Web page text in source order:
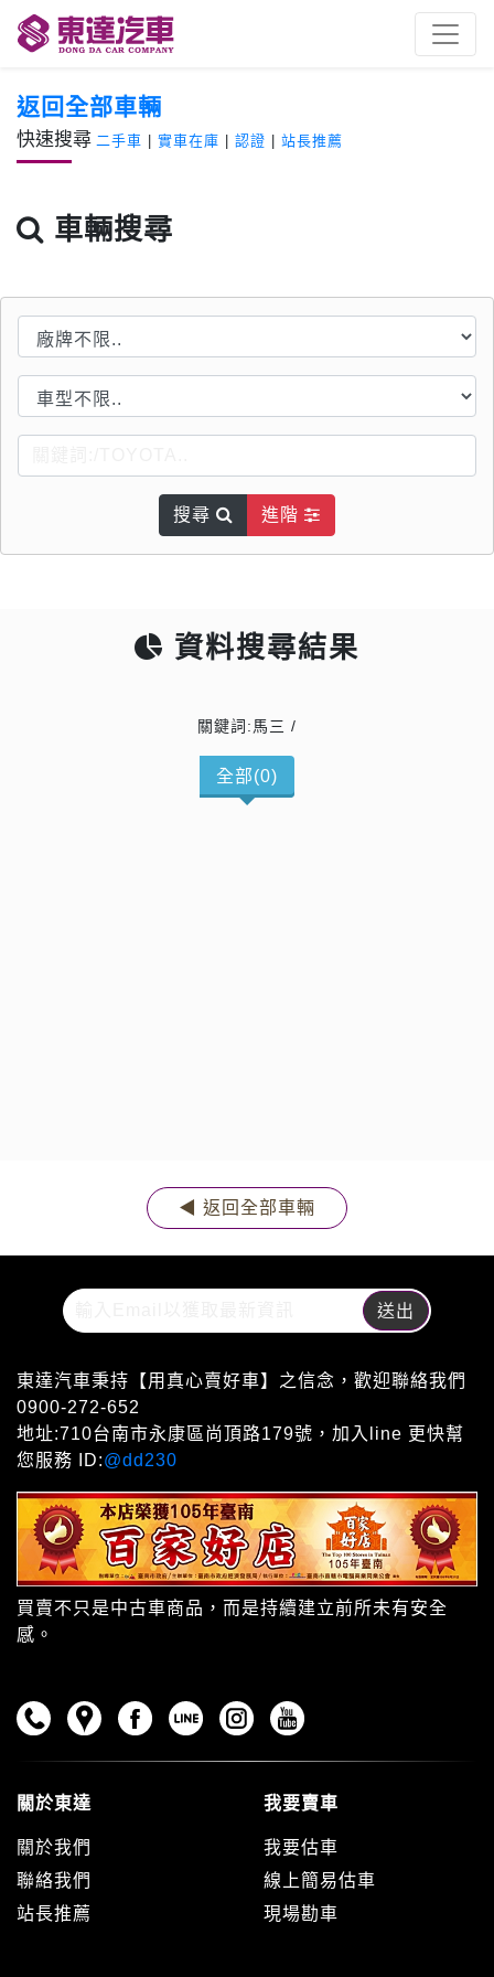
返回全部車輛
快速搜尋 二手車 實車在庫 認證 站長推薦
車輛搜尋
搜尋 進階
資料搜尋結果
關鍵詞:馬三 /
全部(0)
◀ 返回全部車輛
東達汽車秉持【用真心賣好車】之信念，歡迎聯絡我們
0900-272-652
地址:710台南市永康區尚頂路179號，加入line 更快幫
您服務 ID:@dd230
買賣不只是中古車商品，而是持續建立前所未有安全
感。
關於東達
關於我們
聯絡我們
站長推薦
我要賣車
我要估車
線上簡易估車
現場勘車